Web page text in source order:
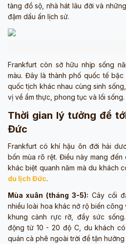
tàng đồ sộ, nhà hát lâu đời và
đậm dấu ấn lịch sử.
Frankfurt còn sở hữu nhịp sống
màu. Đây là thành phố quốc tế
quốc tịch khác nhau cùng sinh
vị về ẩm thực, phong tục và lối sống.
Thời gian lý tưởng để
Đức
Frankfurt có khí hậu ôn đới hải
bốn mùa rõ rệt. Điều này mang
khác biệt quanh năm mà du khách
du lịch Đức.
Mùa xuân (tháng 3-5): Cây cối
nhiều loài hoa khác nở rộ biến
khung cảnh rực rỡ, đầy sức
động từ 10 - 20 độ C, du khách
quán cà phê ngoài trời để tận